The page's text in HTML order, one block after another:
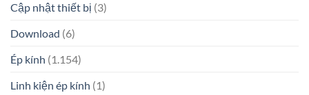
Cập nhật thiết bị (3)
Download (6)
Ép kính (1.154)
Linh kiện ép kính (1)